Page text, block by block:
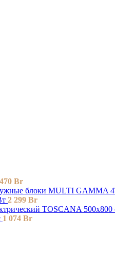
Br
блоки MULTI GAMMA
2 299 Br
TOSCANA
1 074 Br